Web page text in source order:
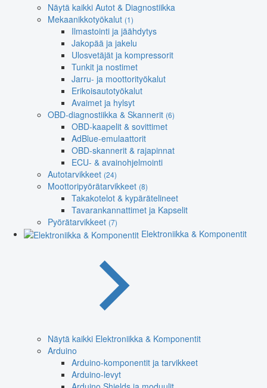
Näytä kaikki Autot & Diagnostiikka
Mekaanikkotyökalut (1)
Ilmastointi ja jäähdytys
Jakopää ja jakelu
Ulosvetäjät ja kompressorit
Tunkit ja nostimet
Jarru- ja moottorityökalut
Erikoisautotyökalut
Avaimet ja hylsyt
OBD-diagnostiikka & Skannerit (6)
OBD-kaapelit & sovittimet
AdBlue-emulaattorit
OBD-skannerit & rajapinnat
ECU- & avainohjelmointi
Autotarvikkeet (24)
Moottoripyörätarvikkeet (8)
Takakotelot & kypärätelineet
Tavarankannattimet ja Kapselit
Pyörätarvikkeet (7)
Elektroniikka & Komponentit
Näytä kaikki Elektroniikka & Komponentit
Arduino
Arduino-komponentit ja tarvikkeet
Arduino-levyt